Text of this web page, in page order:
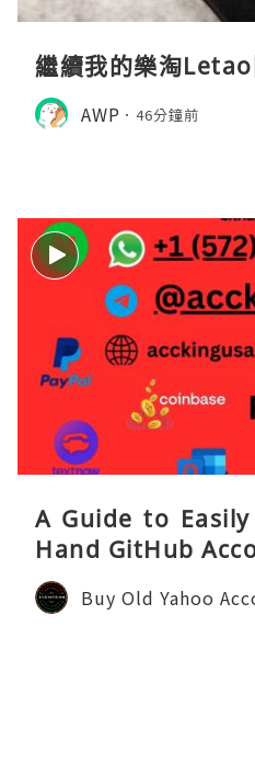
繼續我的樂淘
AWP 46分鐘前
A Guide to
Hand GitHub
Buy Old Yahoo